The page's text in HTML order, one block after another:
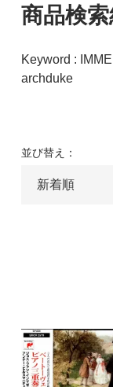
商品検
Keyword :
archduke
並び替え：